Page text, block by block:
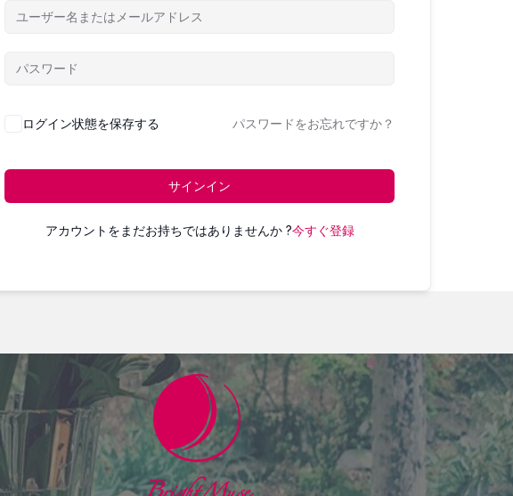
ログイン状態を保存する パスワードをお忘れですか？
サインイン
アカウントをまだお持ちではありませんか ?今すぐ登録